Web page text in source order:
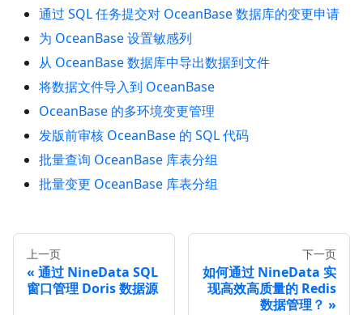
通过 SQL 任务提交对 OceanBase 数据库的变更申请
为 OceanBase 设置敏感列
从 OceanBase 数据库中导出数据到文件
将数据文件导入到 OceanBase
OceanBase 的多环境变更管理
发版前审核 OceanBase 的 SQL 代码
批量查询 OceanBase 库表分组
批量变更 OceanBase 库表分组
上一页
通过 NineData SQL
窗口管理 Doris 数据源
下一页
如何通过 NineData 实
现高效高质量的 Redis
数据管理？